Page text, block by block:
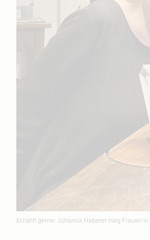
Erzählt gerne: Johanna Haberer mag Frauen